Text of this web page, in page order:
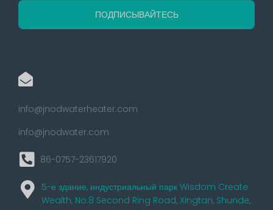
info@jnodwaterheater.com
info@jnodwater.com
86-0757-23617920
5-е здание, индустриальный парк Wisdom Create
Wealth, No.8 Second Ring Road, Xingtan, Shunde,